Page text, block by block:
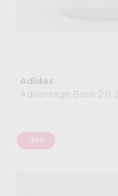
Adidas
Advantage Base 2.0 J
-30%